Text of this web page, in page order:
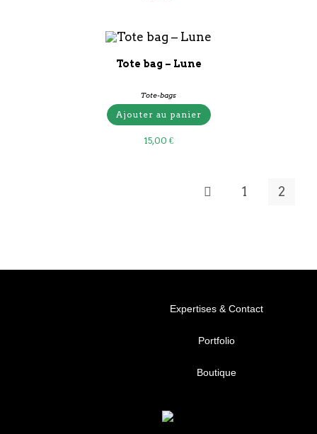
Tote bag – Lune
Tote-bags
Ajouter au panier
15,00 €
1 2
Expertises & Contact
Portfolio
Boutique